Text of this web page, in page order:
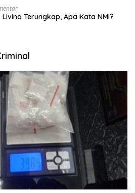
Terungkap, Apa Kata NMI?